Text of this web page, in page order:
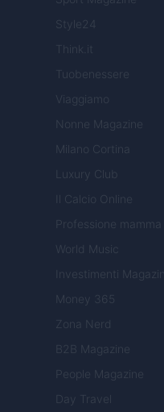
Style24
Think.it
Tuobenessere
Viaggiamo
Nonne Magazine
Milano Cortina
Luxury Club
Il Calcio Online
Professione mamma
World Music
Investimenti
Money 365
Zona Nerd
B2B Magazine
People Magazine
Day Travel